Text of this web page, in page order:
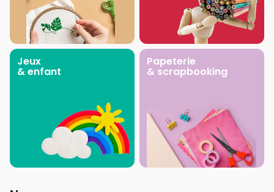
Jeux
& enfant
Papeterie
& scrapbooking